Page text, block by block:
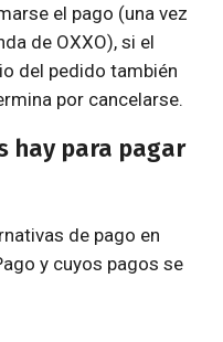
el pago (una vez
de OXXO), si el
del pedido también
por cancelarse.
hay para pagar
de pago en
y cuyos pagos se